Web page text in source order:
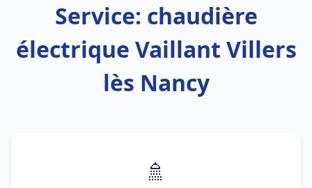
Service: chaudière
électrique Vaillant Villers
lès Nancy
🚿